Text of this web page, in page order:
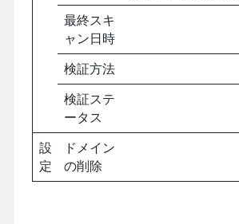
最終スキ
ャン日時
検証方法
検証ステ
ータス
設
定
ドメイン
の削除